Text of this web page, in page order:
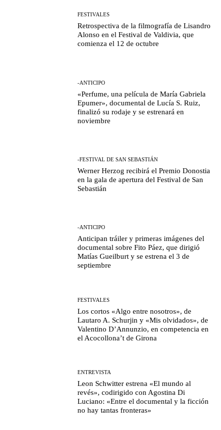
FESTIVALES
Retrospectiva de la filmografía de Lisandro
Alonso en el Festival de Valdivia, que
comienza el 12 de octubre
-ANTICIPO
«Perfume, una película de María Gabriela
Epumer», documental de Lucía S. Ruiz,
finalizó su rodaje y se estrenará en
noviembre
-FESTIVAL DE SAN SEBASTIÁN
Werner Herzog recibirá el Premio Donostia
en la gala de apertura del Festival de San
Sebastián
-ANTICIPO
Anticipan tráiler y primeras imágenes del
documental sobre Fito Páez, que dirigió
Matías Gueilburt y se estrena el 3 de
septiembre
FESTIVALES
Los cortos «Algo entre nosotros», de
Lautaro A. Schurjin y «Mis olvidados», de
Valentino D’Annunzio, en competencia en
el Acocollona’t de Girona
ENTREVISTA
Leon Schwitter estrena «El mundo al
revés», codirigido con Agostina Di
Luciano: «Entre el documental y la ficción
no hay tantas fronteras»